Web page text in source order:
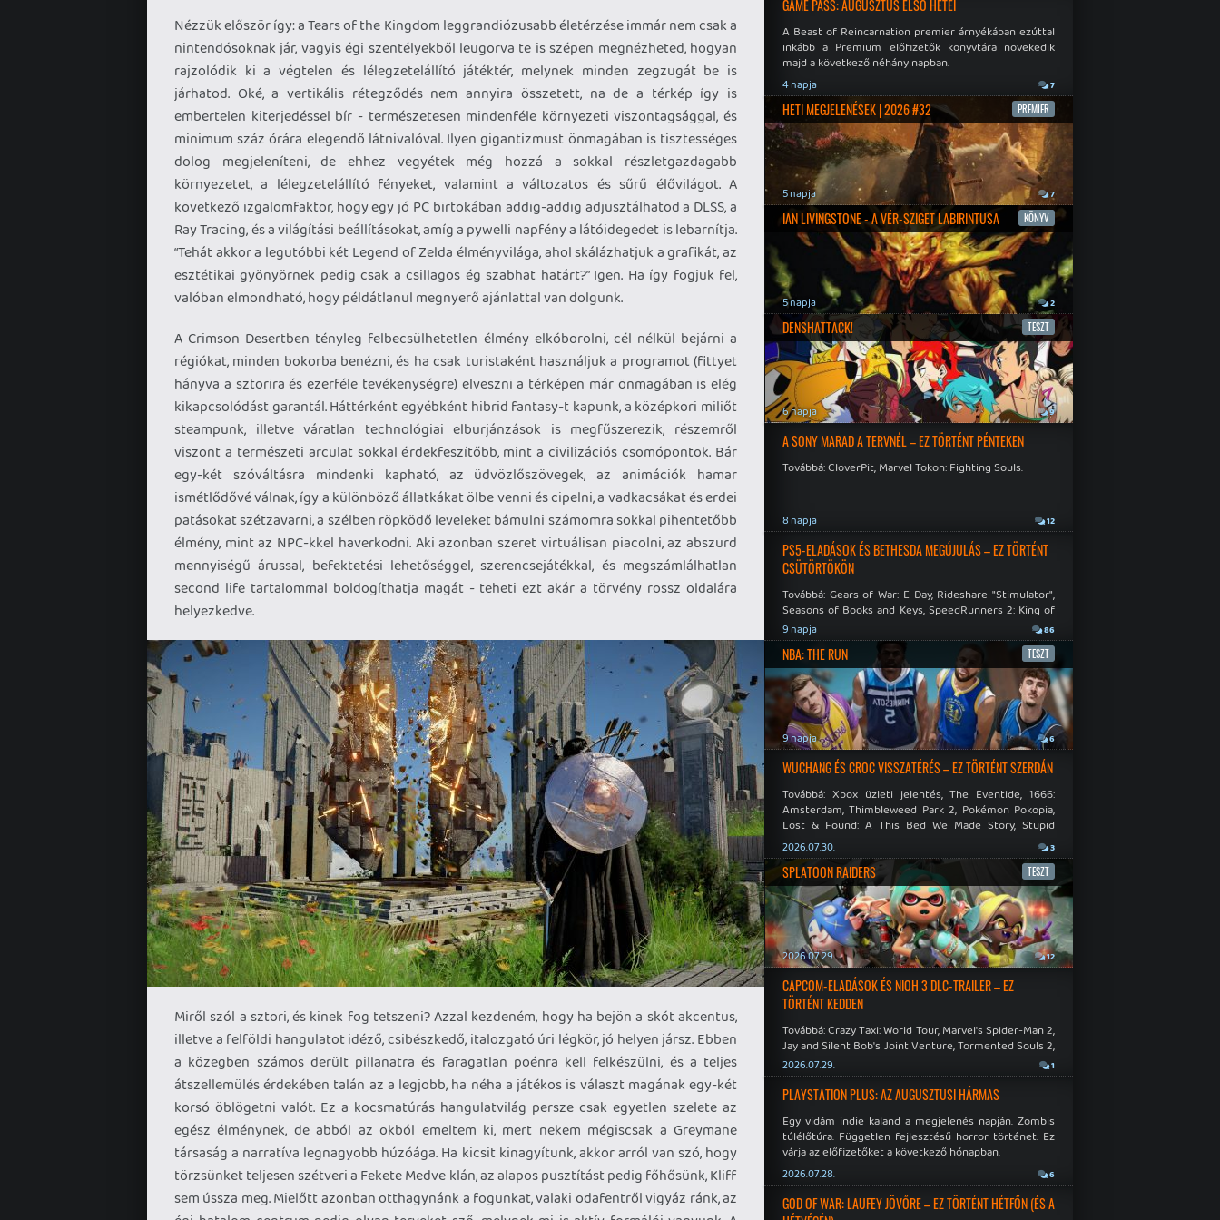
Nézzük először így: a Tears of the Kingdom leggrandiózusabb életérzése immár nem csak a
nintendósoknak jár, vagyis égi szentélyekből leugorva te is szépen megnézheted, hogyan
rajzolódik ki a végtelen és lélegzetelállító játéktér, melynek minden zegzugát be is
járhatod. Oké, a vertikális rétegződés nem annyira összetett, na de a térkép így is
embertelen kiterjedéssel bír - természetesen mindenféle környezeti viszontagsággal, és
minimum száz órára elegendő látnivalóval. Ilyen gigantizmust önmagában is tisztességes
dolog megjeleníteni, de ehhez vegyétek még hozzá a sokkal részletgazdagabb
környezetet, a lélegzetelállító fényeket, valamint a változatos és sűrű élővilágot. A
következő izgalomfaktor, hogy egy jó PC birtokában addig-addig adjusztálhatod a DLSS, a
Ray Tracing, és a világítási beállításokat, amíg a pywelli napfény a látóidegedet is lebarnítja.
“Tehát akkor a legutóbbi két Legend of Zelda élményvilága, ahol skálázhatjuk a grafikát, az
esztétikai gyönyörnek pedig csak a csillagos ég szabhat határt?” Igen. Ha így fogjuk fel,
valóban elmondható, hogy példátlanul megnyerő ajánlattal van dolgunk.
A Crimson Desertben tényleg felbecsülhetetlen élmény elkóborolni, cél nélkül bejárni a
régiókat, minden bokorba benézni, és ha csak turistaként használjuk a programot (fittyet
hányva a sztorira és ezerféle tevékenységre) elveszni a térképen már önmagában is elég
kikapcsolódást garantál. Háttérként egyébként hibrid fantasy-t kapunk, a középkori miliőt
steampunk, illetve váratlan technológiai elburjánzások is megfűszerezik, részemről
viszont a természeti arculat sokkal érdekfeszítőbb, mint a civilizációs csomópontok. Bár
egy-két szóváltásra mindenki kapható, az üdvözlőszövegek, az animációk hamar
ismétlődővé válnak, így a különböző állatkákat ölbe venni és cipelni, a vadkacsákat és erdei
patásokat szétzavarni, a szélben röpködő leveleket bámulni számomra sokkal pihentetőbb
élmény, mint az NPC-kkel haverkodni. Aki azonban szeret virtuálisan piacolni, az abszurd
mennyiségű árussal, befektetési lehetőséggel, szerencsejátékkal, és megszámlálhatlan
second life tartalommal boldogíthatja magát - teheti ezt akár a törvény rossz oldalára
helyezkedve.
Miről szól a sztori, és kinek fog tetszeni? Azzal kezdeném, hogy ha bejön a skót akcentus,
illetve a felföldi hangulatot idéző, csibészkedő, italozgató úri légkör, jó helyen jársz. Ebben
a közegben számos derült pillanatra és faragatlan poénra kell felkészülni, és a teljes
átszellemülés érdekében talán az a legjobb, ha néha a játékos is választ magának egy-két
korsó öblögetni valót. Ez a kocsmatúrás hangulatvilág persze csak egyetlen szelete az
egész élménynek, de abból az okból emeltem ki, mert nekem mégiscsak a Greymane
társaság a narratíva legnagyobb húzóága. Ha kicsit kinagyítunk, akkor arról van szó, hogy
törzsünket teljesen szétveri a Fekete Medve klán, az alapos pusztítást pedig főhősünk, Kliff
sem ússza meg. Mielőtt azonban otthagynánk a fogunkat, valaki odafentről vigyáz ránk, az
GAME PASS: AUGUSZTUS ELSŐ HETEI
A Beast of Reincarnation premier árnyékában ezúttal
inkább a Premium előfizetők könyvtára növekedik
majd a következő néhány napban.
4 napja 7
HETI MEGJELENÉSEK | 2026 #32 PREMIER
5 napja 7
IAN LIVINGSTONE - A VÉR-SZIGET LABIRINTUSA KÖNYV
5 napja 2
DENSHATTACK! TESZT
6 napja 9
A SONY MARAD A TERVNÉL – EZ TÖRTÉNT PÉNTEKEN
Továbbá: CloverPit, Marvel Tokon: Fighting Souls.
8 napja 12
PS5-ELADÁSOK ÉS BETHESDA MEGÚJULÁS – EZ TÖRTÉNT
CSÜTÖRTÖKÖN
Továbbá: Gears of War: E-Day, Rideshare "Stimulator",
Seasons of Books and Keys, SpeedRunners 2: King of
Speed.
9 napja 86
NBA: THE RUN TESZT
9 napja 6
WUCHANG ÉS CROC VISSZATÉRÉS – EZ TÖRTÉNT SZERDÁN
Továbbá: Xbox üzleti jelentés, The Eventide, 1666:
Amsterdam, Thimbleweed Park 2, Pokémon Pokopia,
Lost & Found: A This Bed We Made Story, Stupid
Never Dies.
2026.07.30. 3
SPLATOON RAIDERS TESZT
2026.07.29. 12
CAPCOM-ELADÁSOK ÉS NIOH 3 DLC-TRAILER – EZ
TÖRTÉNT KEDDEN
Továbbá: Crazy Taxi: World Tour, Marvel's Spider-Man 2,
Jay and Silent Bob's Joint Venture, Tormented Souls 2,
No More Room in Hell, Slain 2: The Beast Within.
2026.07.29. 1
PLAYSTATION PLUS: AZ AUGUSZTUSI HÁRMAS
Egy vidám indie kaland a megjelenés napján. Zombis
túlélőtúra. Független fejlesztésű horror történet. Ez
várja az előfizetőket a következő hónapban.
2026.07.28. 6
GOD OF WAR: LAUFEY JÖVŐRE – EZ TÖRTÉNT HÉTFŐN (ÉS A